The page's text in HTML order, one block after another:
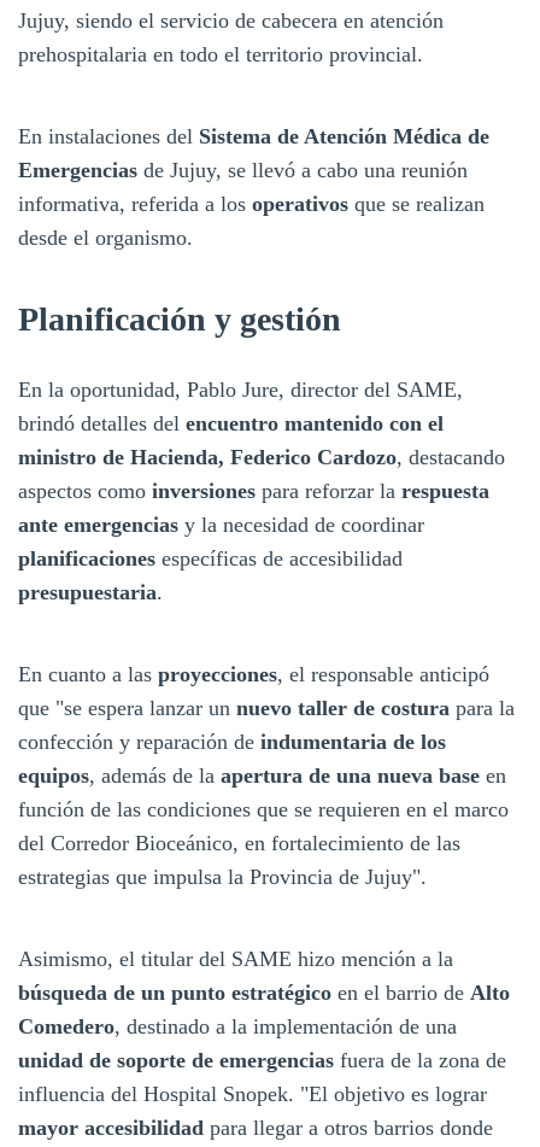
Jujuy, siendo el servicio de cabecera en atención
prehospitalaria en todo el territorio provincial.
En instalaciones del Sistema de Atención Médica de
Emergencias de Jujuy, se llevó a cabo una reunión
informativa, referida a los operativos que se realizan
desde el organismo.
Planificación y gestión
En la oportunidad, Pablo Jure, director del SAME,
brindó detalles del encuentro mantenido con el
ministro de Hacienda, Federico Cardozo, destacando
aspectos como inversiones para reforzar la respuesta
ante emergencias y la necesidad de coordinar
planificaciones específicas de accesibilidad
presupuestaria.
En cuanto a las proyecciones, el responsable anticipó
que "se espera lanzar un nuevo taller de costura para la
confección y reparación de indumentaria de los
equipos, además de la apertura de una nueva base en
función de las condiciones que se requieren en el marco
del Corredor Bioceánico, en fortalecimiento de las
estrategias que impulsa la Provincia de Jujuy".
Asimismo, el titular del SAME hizo mención a la
búsqueda de un punto estratégico en el barrio de Alto
Comedero, destinado a la implementación de una
unidad de soporte de emergencias fuera de la zona de
influencia del Hospital Snopek. "El objetivo es lograr
mayor accesibilidad para llegar a otros barrios donde